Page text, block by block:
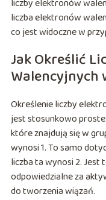
liczby elektronów
liczba elektronów
co jest widoczne w
Jak Określić
Walencyjnych
Określenie liczby
jest stosunkowo
które znajdują się w
wynosi 1. To samo
liczba ta wynosi 2. Jest
odpowiedzialne za
do tworzenia wiązań.